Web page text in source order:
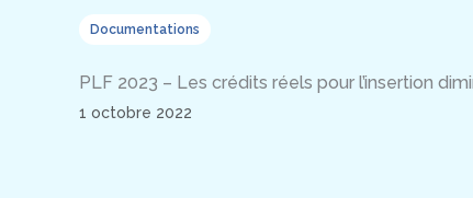
Documentations
PLF 2023 – Les crédits réels pour l’insertion
1 octobre 2022